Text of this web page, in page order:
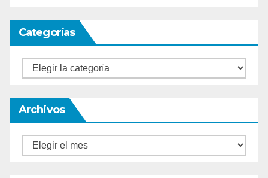
Categorías
Categorías
Archivos
Archivos